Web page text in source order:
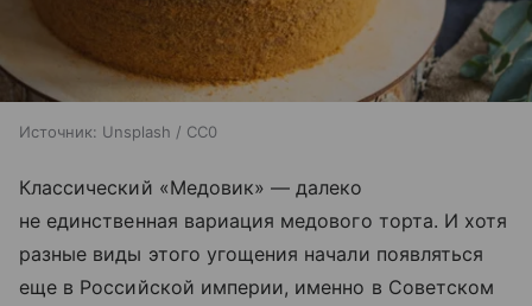
Источник: Unsplash / CC0
Классический «Медовик» — далеко
не единственная вариация медового торта. И хотя
разные виды этого угощения начали появляться
еще в Российской империи, именно в Советском